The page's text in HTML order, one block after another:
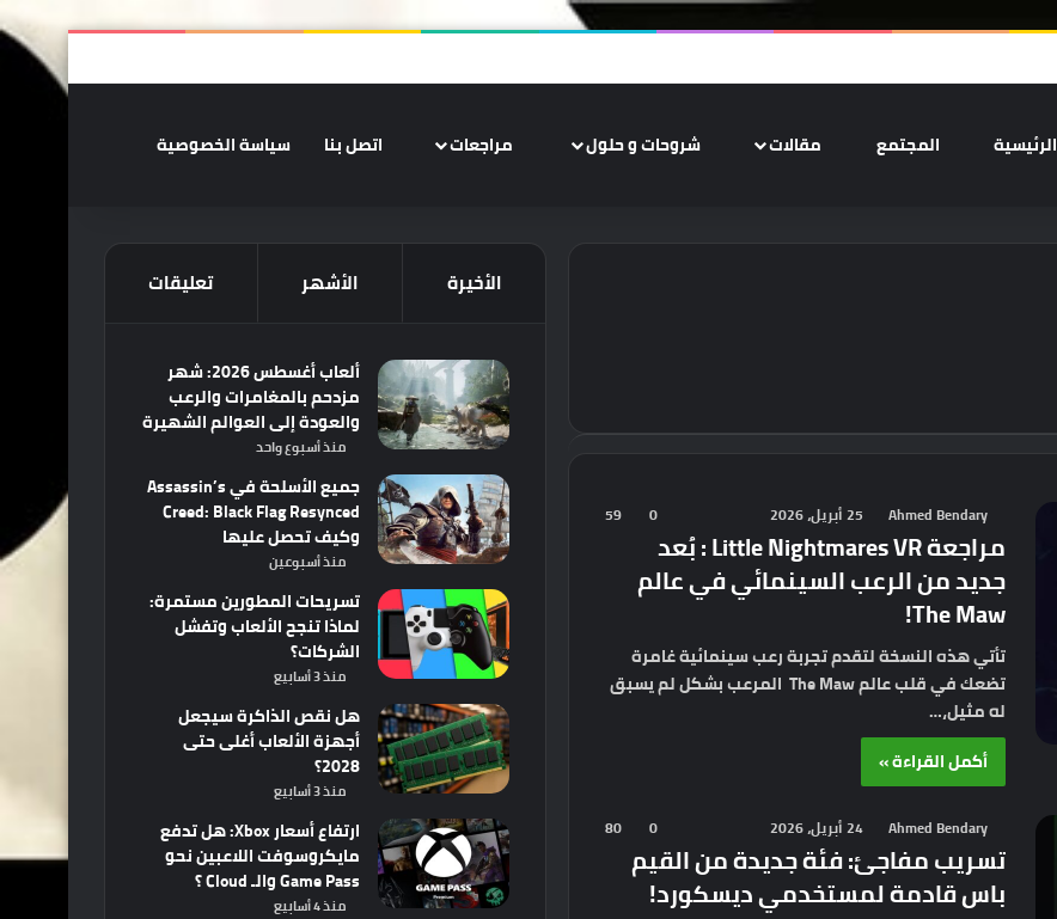
ملخص الموقع RSS
تسجيل
الرئيسية المجتمع مقالات شروحات و حلول مراجعات اتصل بنا سياسة الخصوصية
Ahmed Bendary 25 أبريل، 2026 0
59
مراجعة Little Nightmares VR : بُعد
جديد من الرعب السينمائي في عالم
The Maw!
تأتي هذه النسخة لتقدم تجربة رعب سينمائية غامرة
تضعك في قلب عالم The Maw المرعب بشكل لم يسبق
له مثيل،…
أكمل القراءة »
Ahmed Bendary 24 أبريل، 2026 0
80
تسريب مفاجئ: فئة جديدة من القيم
باس قادمة لمستخدمي ديسكورد!
الأخيرة الأشهر تعليقات
ألعاب أغسطس 2026: شهر
مزدحم بالمغامرات والرعب
والعودة إلى العوالم الشهيرة
منذ أسبوع واحد
جميع الأسلحة في Assassin’s
Creed: Black Flag Resynced
وكيف تحصل عليها
منذ أسبوعين
تسريحات المطورين مستمرة:
لماذا تنجح الألعاب وتفشل
الشركات؟
منذ 3 أسابيع
هل نقص الذاكرة سيجعل
أجهزة الألعاب أغلى حتى
2028؟
منذ 3 أسابيع
ارتفاع أسعار Xbox: هل تدفع
مايكروسوفت اللاعبين نحو
Game Pass والـ Cloud ؟
منذ 4 أسابيع